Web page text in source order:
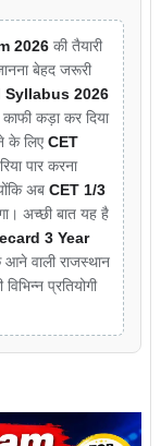
2026की तैयारी
बेहद जरूरी
Syllabus 2026
कड़ा कर दिया
के लिए CET
पार करना
अब CET 1/3
अच्छी बात यह है
3 Year
वाली राजस्थान
प्रतियोगी